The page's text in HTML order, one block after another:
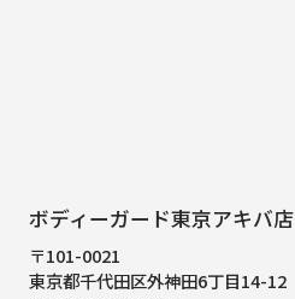
ボディーガード東京アキバ店
〒101-0021
東京都千代田区外神田6丁目14-12